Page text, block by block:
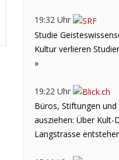
19:32 Uhr
Studie
Kultur verlieren
»
19:22 Uhr
Büros, Stiftungen
ausziehen: Über Kult-
Langstrasse